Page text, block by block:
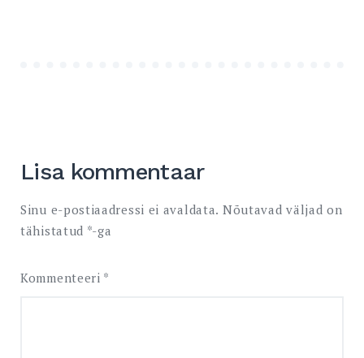
Lisa kommentaar
Sinu e-postiaadressi ei avaldata. Nõutavad väljad on
tähistatud *-ga
Kommenteeri *